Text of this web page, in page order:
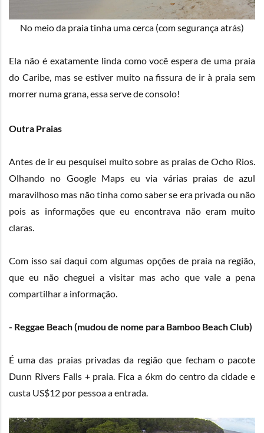
No meio da praia tinha uma cerca (com segurança atrás)
Ela não é exatamente linda como você espera de uma praia
do Caribe, mas se estiver muito na fissura de ir à praia sem
morrer numa grana, essa serve de consolo!
Outra Praias
Antes de ir eu pesquisei muito sobre as praias de Ocho Rios.
Olhando no Google Maps eu via várias praias de azul
maravilhoso mas não tinha como saber se era privada ou não
pois as informações que eu encontrava não eram muito
claras.
Com isso saí daqui com algumas opções de praia na região,
que eu não cheguei a visitar mas acho que vale a pena
compartilhar a informação.
- Reggae Beach (mudou de nome para Bamboo Beach Club)
É uma das praias privadas da região que fecham o pacote
Dunn Rivers Falls + praia. Fica a 6km do centro da cidade e
custa US$12 por pessoa a entrada.